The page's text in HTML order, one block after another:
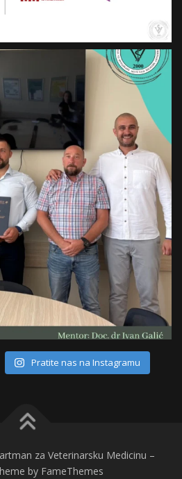
Pratite nas na Instagramu
za Veterinarsku Medicinu –
by FameThemes